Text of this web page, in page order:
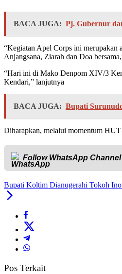
BACA JUGA: Pj. Gubernur
“Kegiatan Apel Corps ini merupakan
Anjangsana, Ziarah dan Doa
“Hari ini di Mako Denpom XIV/3
Kendari,” lanjutnya
BACA JUGA: Bupati
Diharapkan, melalui momentum
Follow WhatsApp Channel
Bupati Koltim Dianugerahi Tokoh
Pos Terkait